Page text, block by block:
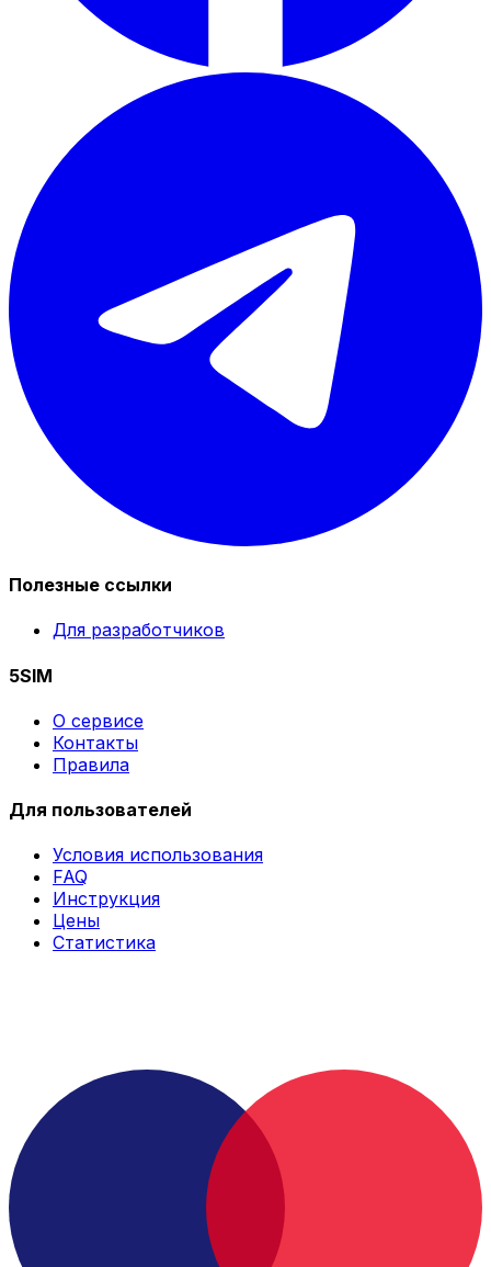
Полезные ссылки
Для разработчиков
5SIM
О сервисе
Контакты
Правила
Для пользователей
Условия использования
FAQ
Инструкция
Цены
Статистика